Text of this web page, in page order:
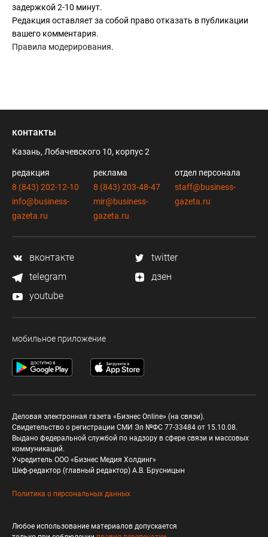
показать свои книги широкому кругу читателей.
Вот с такими чувствами остался после посещения
книжного фестиваля.
задержкой 2-10 минут.
Редакция оставляет за собой право отказать в публикации
вашего комментария.
Правила модерирования.
контакты
Казань, Лобачевского 10, корпус 2
редакция
8 (843) 202-12-10
info@business-
gazeta.ru
реклама
8 (843) 203-48-47
mir@business-
gazeta.ru
отдел персонала
staff@business-
gazeta.ru
вконтакте
twitter
telegram
дзен
youtube
мобильное приложение
Деловая электронная газета «Бизнес Online» (на связи).
Свидетельство о регистрации СМИ Эл №ФС 77-33484 от 15.10.08.
Выдано федеральной службой по надзору в сфере связи и массовых
коммуникаций.
Учредитель ООО «Бизнес Медия Холдинг»
Шеф-редактор (главный редактор) А.В. Брусницын
Политика о персональных данных
Любое использование материалов допускается